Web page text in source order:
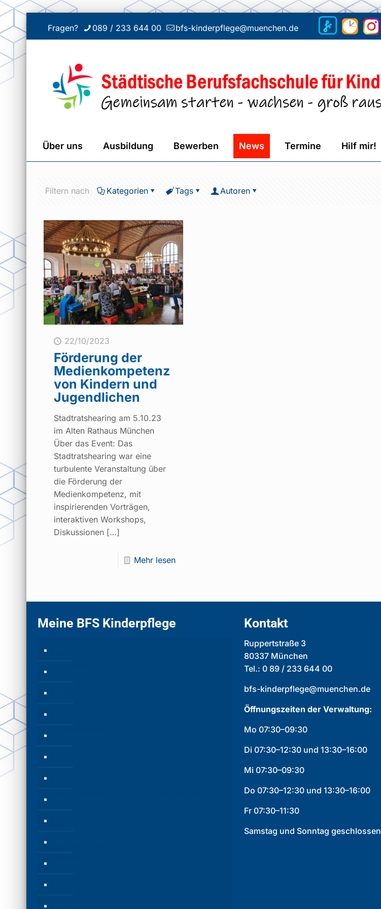
Fragen? 089 / 233 644 00 bfs-kinderpflege@muenchen.de
Über uns Ausbildung Bewerben News Termine Hilf mir!
Filtern nach Kategorien Tags Autoren
22/10/2023
Förderung der
Medienkompetenz
von Kindern und
Jugendlichen
Stadtratshearing am 5.10.23
im Alten Rathaus München
Über das Event: Das
Stadtratshearing war eine
turbulente Veranstaltung über
die Förderung der
Medienkompetenz, mit
inspirierenden Vorträgen,
interaktiven Workshops,
Diskussionen[…]
Mehr lesen
Meine BFS Kinderpflege Kontakt
Ruppertstraße 3
80337 München
Tel.: 0 89 / 233 644 00
bfs-kinderpflege@muenchen.de
Öffnungszeiten der Verwaltung:
Mo 07:30–09:30
Di 07:30–12:30 und 13:30–16:00
Mi 07:30–09:30
Do 07:30–12:30 und 13:30–16:00
Fr 07:30–11:30
Samstag und Sonntag geschlossen